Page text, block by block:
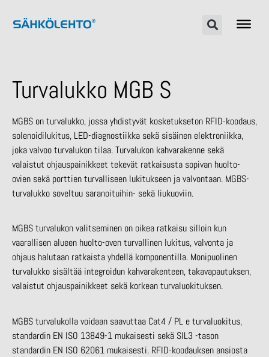
Turvalukko MGB S
MGBS on turvalukko, jossa yhdistyvät kosketukseton RFID-koodaus,
solenoidilukitus, LED-diagnostiikka sekä sisäinen elektroniikka,
joka valvoo turvalukon tilaa. Turvalukon kahvarakenne sekä
valaistut ohjauspainikkeet tekevät ratkaisusta sopivan huolto-
ovien sekä porttien turvalliseen lukitukseen ja valvontaan. MGBS-
turvalukko soveltuu saranoituihin- sekä liukuoviin.
MGBS turvalukon valitseminen on oikea ratkaisu silloin kun
vaarallisen alueen huolto-oven turvallinen lukitus, valvonta ja
ohjaus halutaan ratkaista yhdellä komponentilla. Monipuolinen
turvalukko sisältää integroidun kahvarakenteen, takavapautuksen,
valaistut ohjauspainikkeet sekä korkean turvaluokituksen.
MGBS turvalukolla voidaan saavuttaa Cat4 / PL e turvaluokitus,
standardin EN ISO 13849-1 mukaisesti sekä SIL3 -tason
standardin EN ISO 62061 mukaisesti. RFID-koodauksen ansiosta